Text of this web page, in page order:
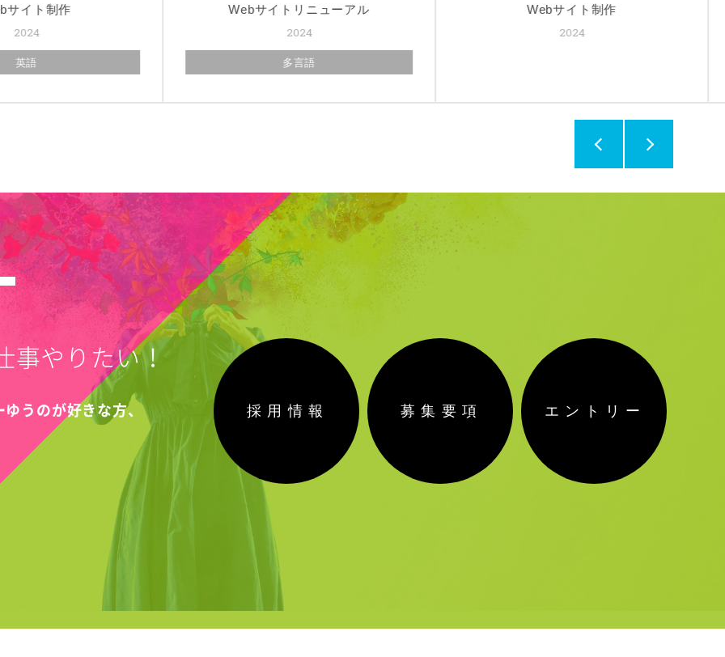
イトリニューアル
2024
多言語
Webサイト制作
2024
ホームページ制作
2023
事やりたい！
うのが好きな方、 採用情報 募集要項 エントリー